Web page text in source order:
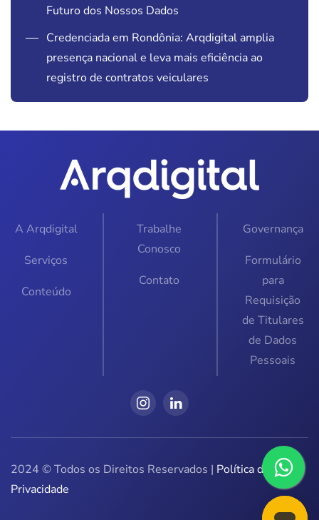
Futuro dos Nossos Dados
Credenciada em Rondônia: Arqdigital amplia
presença nacional e leva mais eficiência ao
registro de contratos veiculares
A Arqdigital
Serviços
Conteúdo
Trabalhe
Conosco
Contato
Governança
Formulário
para
Requisição
de Titulares
de Dados
Pessoais
2024 © Todos os Direitos Reservados | Política de
Privacidade